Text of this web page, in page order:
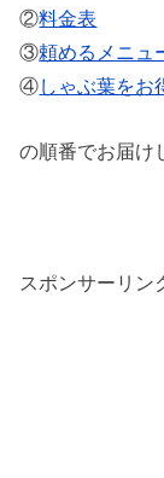
②料金表
③頼めるメニュ
④しゃぶ葉をお
の順番でお届け
スポンサーリン